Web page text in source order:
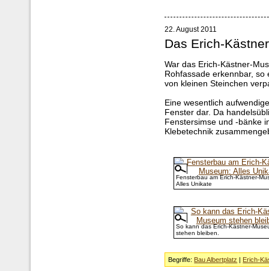
22. August 2011
Das Erich-
War das Erich-Kästner-
Rohfassade erkennbar,
von kleinen Steinchen
Eine wesentlich
Fenster dar. Da
Fenstersimse und -bänke
Klebetechnik
Fensterbau am Erich-Kästner-
Alles Unikate
So kann das Erich-Kästner-
stehen bleiben.
Begriffe: Bau Albertplatz | Erich-